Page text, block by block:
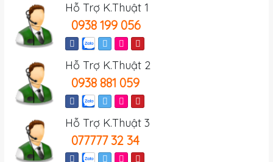
Hỗ Trợ K.Thuật 1
0938 199 056
Hỗ Trợ K.Thuật 2
0938 881 059
Hỗ Trợ K.Thuật 3
077777 32 34